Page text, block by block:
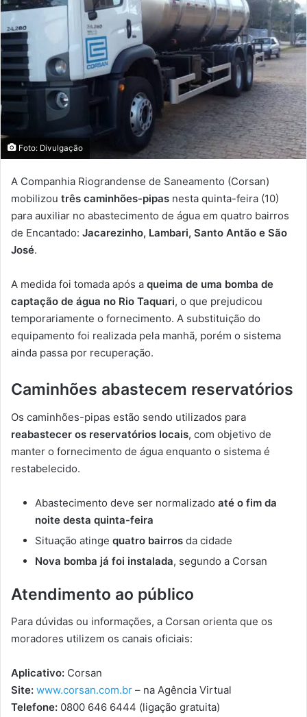
Foto: Divulgação
A Companhia Riograndense de Saneamento (Corsan)
mobilizou três caminhões-pipas nesta quinta-feira (10)
para auxiliar no abastecimento de água em quatro bairros
de Encantado: Jacarezinho, Lambari, Santo Antão e São
José.
A medida foi tomada após a queima de uma bomba de
captação de água no Rio Taquari, o que prejudicou
temporariamente o fornecimento. A substituição do
equipamento foi realizada pela manhã, porém o sistema
ainda passa por recuperação.
Caminhões abastecem reservatórios
Os caminhões-pipas estão sendo utilizados para
reabastecer os reservatórios locais, com objetivo de
manter o fornecimento de água enquanto o sistema é
restabelecido.
Abastecimento deve ser normalizado até o fim da
noite desta quinta-feira
Situação atinge quatro bairros da cidade
Nova bomba já foi instalada, segundo a Corsan
Atendimento ao público
Para dúvidas ou informações, a Corsan orienta que os
moradores utilizem os canais oficiais:
Aplicativo: Corsan
Site: www.corsan.com.br – na Agência Virtual
Telefone: 0800 646 6444 (ligação gratuita)